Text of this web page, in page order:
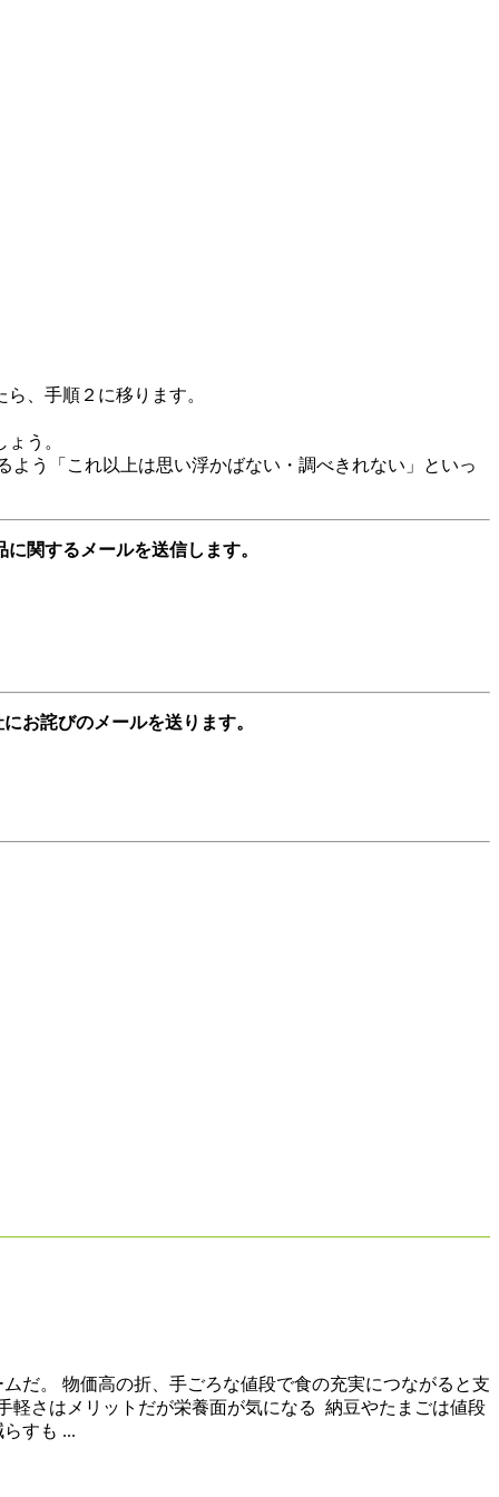
、手順２に移ります。
う。
う「これ以上は思い浮かばない・調べきれない」といっ
関するメールを送信します。
お詫びのメールを送ります。
だ。 物価高の折、手ごろな値段で食の充実につながると支
さはメリットだが栄養面が気になる 納豆やたまごは値段
すも ...